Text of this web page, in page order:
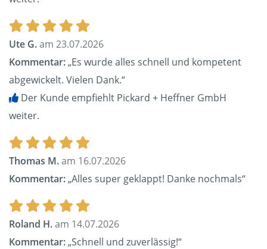
Ute G.am 23.07.2026
Kommentar:„Es wurde alles schnell und kompetent
abgewickelt. Vielen Dank.“
Der Kunde empfiehlt Pickard + Heffner GmbH
weiter.
Thomas M.am 16.07.2026
Kommentar:„Alles super geklappt! Danke nochmals“
Roland H.am 14.07.2026
Kommentar:„Schnell und zuverlässig!“